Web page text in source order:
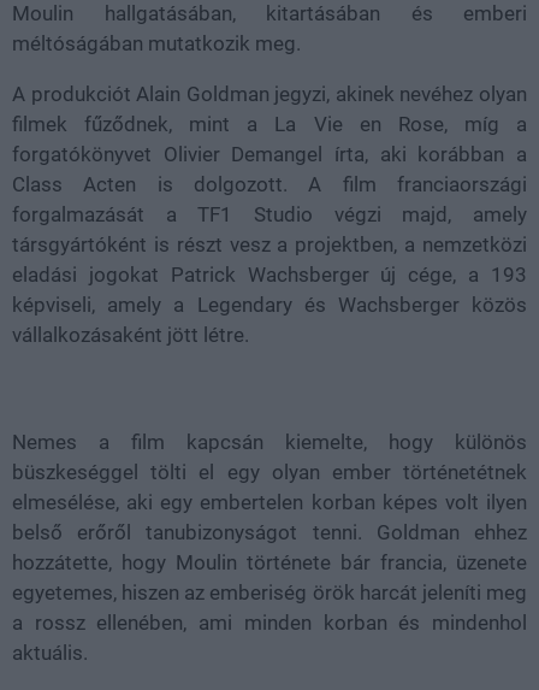
Moulin hallgatásában, kitartásában és emberi
méltóságában mutatkozik meg.
A produkciót Alain Goldman jegyzi, akinek nevéhez olyan
filmek fűződnek, mint a La Vie en Rose, míg a
forgatókönyvet Olivier Demangel írta, aki korábban a
Class Acten is dolgozott. A film franciaországi
forgalmazását a TF1 Studio végzi majd, amely
társgyártóként is részt vesz a projektben, a nemzetközi
eladási jogokat Patrick Wachsberger új cége, a 193
képviseli, amely a Legendary és Wachsberger közös
vállalkozásaként jött létre.
Nemes a film kapcsán kiemelte, hogy különös
büszkeséggel tölti el egy olyan ember történetétnek
elmesélése, aki egy embertelen korban képes volt ilyen
belső erőről tanubizonyságot tenni. Goldman ehhez
hozzátette, hogy Moulin története bár francia, üzenete
egyetemes, hiszen az emberiség örök harcát jeleníti meg
a rossz ellenében, ami minden korban és mindenhol
aktuális.